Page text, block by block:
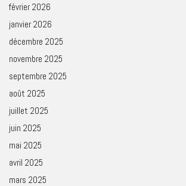
février 2026
janvier 2026
décembre 2025
novembre 2025
septembre 2025
août 2025
juillet 2025
juin 2025
mai 2025
avril 2025
mars 2025